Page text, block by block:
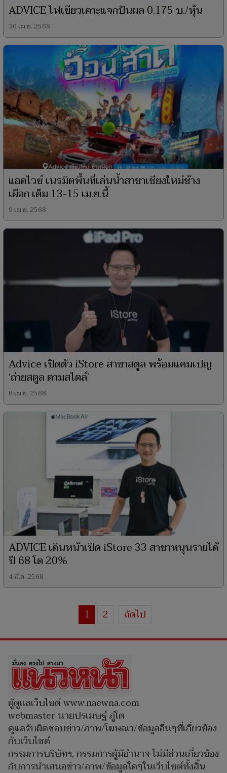
ADVICE ไฟเขียวเคาะแจกปันผล 0.175 บ./หุ้น
30 เม.ย. 2568
แอดไวซ์ เนรมิตพื้นที่เล่นน้ำสาขาเชียงใหม่ช้าง
เผือก เต็ม 13-15 เม.ย.นี้
9 เม.ย. 2568
Advice เปิดตัว iStore สาขาสตูล พร้อมแคมเปญ
‘ถ่ายสตูล ตามสไตล์’
8 เม.ย. 2568
ADVICE เดินหน้าเปิด iStore 33 สาขาหนุนรายได้
ปี 68 โต 20%
4 มี.ค. 2568
1 2 ถัดไป
ผู้ดูแลเว็บไซต์ www.naewna.com
webmaster นายปรเมษฐ์ ภู่โต
ดูแลรับผิดชอบข่าว/ภาพ/โฆษณา/ข้อมูลอื่นๆที่เกี่ยวข้อง
กับเว็บไซต์
กรรมการบริษัทฯ, กรรมการผู้มีอำนาจ ไม่มีส่วนเกี่ยวข้อง
กับการนำเสนอข่าว/ภาพ/ข้อมูลใดๆในเว็บไซต์ทั้งสิ้น